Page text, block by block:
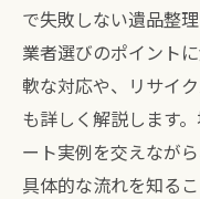
で失敗しない遺品整
業者選びのポイント
軟な対応や、リサイ
も詳しく解説します
ート実例を交えなが
具体的な流れを知る